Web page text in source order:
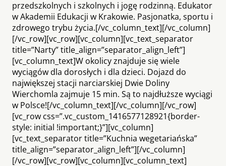
przedszkolnych i szkolnych i jogę rodzinną. Edukator
w Akademii Edukacji w Krakowie. Pasjonatka, sportu i
zdrowego trybu życia.[/vc_column_text][/vc_column]
[/vc_row][vc_row][vc_column][vc_text_separator
title=”Narty” title_align=”separator_align_left”]
[vc_column_text]W okolicy znajduje się wiele
wyciągów dla dorosłych i dla dzieci. Dojazd do
największej stacji narciarskiej Dwie Doliny
Wierchomla zajmuje 15 min. Są to najdłuższe wyciągi
w Polsce![/vc_column_text][/vc_column][/vc_row]
[vc_row css=”.vc_custom_1416577128921{border-
style: initial !important;}”][vc_column]
[vc_text_separator title=”Kuchnia wegetariańska”
title_align=”separator_align_left”][/vc_column]
[/vc_row][vc_row][vc_column][vc_column_text]